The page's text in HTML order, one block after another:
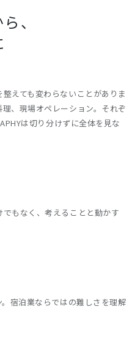
、
えても変わらないことがありま
、現場オペレーション。それぞ
は切り分けずに全体を見な
でもなく、考えることと動かす
宿泊業ならではの難しさを理解